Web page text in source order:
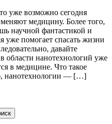
уже возможно сегодня
медицину. Более того,
научной фантастикой и
уже помогает спасать жизни
давайте
области нанотехнологий уже
в медицине. Что такое
нанотехнологии — […]